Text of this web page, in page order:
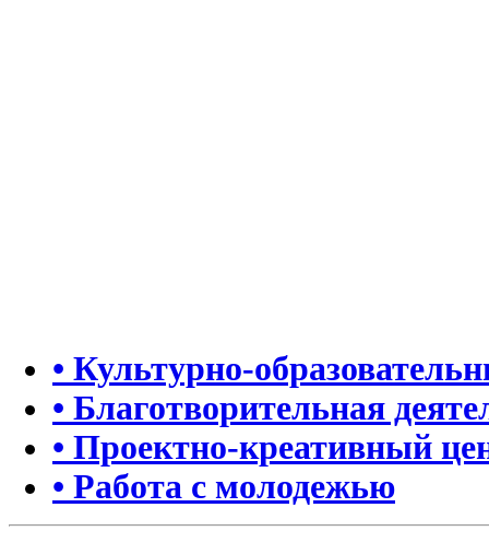
• Культурно-
• Благотворительная
• Проектно-креативный
• Работа с молодежью